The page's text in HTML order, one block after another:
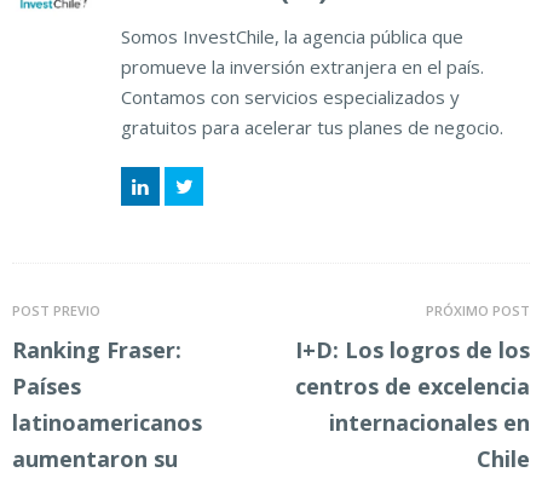
Somos InvestChile, la agencia pública que
promueve la inversión extranjera en el país.
Contamos con servicios especializados y
gratuitos para acelerar tus planes de negocio.
POST PREVIO
Ranking Fraser:
Países
latinoamericanos
aumentaron su
PRÓXIMO POST
I+D: Los logros de los
centros de excelencia
internacionales en
Chile